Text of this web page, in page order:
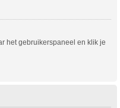
het gebruikerspaneel en klik je